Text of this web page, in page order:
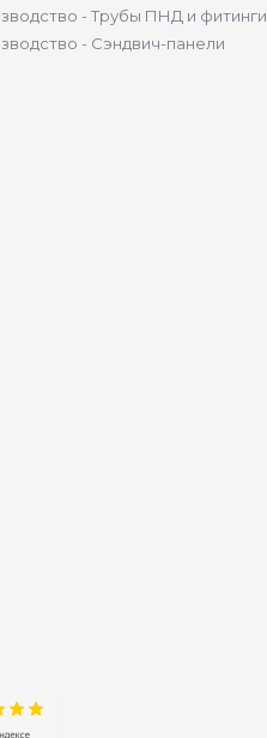
- Трубы ПНД и фитинги
- Сэндвич-панели